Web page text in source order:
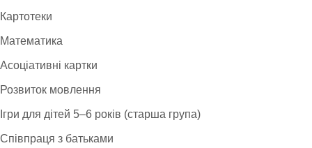
Картотеки
Математика
Асоціативні картки
Розвиток мовлення
Ігри для дітей 5–6 років (старша група)
Співпраця з батьками